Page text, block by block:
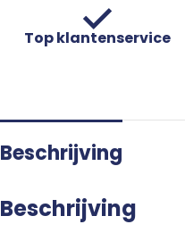
Top klantenservice
Beschrijving
Beschrijving